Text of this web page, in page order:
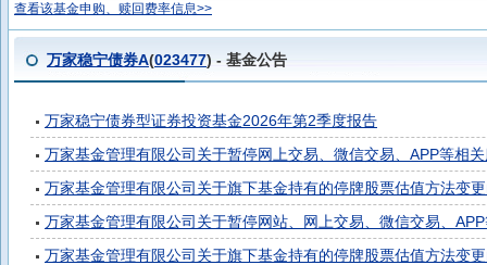
查看该基金申购、赎回费率信息>>
万家稳宁债券A(023477) - 基金公告
万家稳宁债券型证券投资基金2026年第2季度报告
万家基金管理有限公司关于暂停网上交易、微信交易、APP等相
万家基金管理有限公司关于旗下基金持有的停牌股票估值方法变
万家基金管理有限公司关于暂停网站、网上交易、微信交易、
万家基金管理有限公司关于旗下基金持有的停牌股票估值方法变